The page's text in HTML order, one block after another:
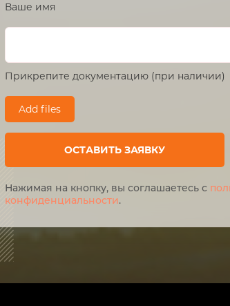
Нажимая на кнопку, вы соглашаетесь с
конфиденциальности.
Ваше имя
Прикрепите документацию (при наличии)
Add files
ОСТАВИТЬ ЗАЯВКУ